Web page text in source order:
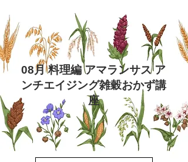
08月 料理編 アマランサス ア
ンチエイジング雑穀おかず講
座